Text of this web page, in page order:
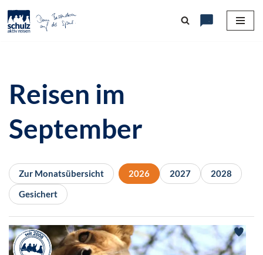
Zum
Reisen im
September
Zur Monatsübersicht 2026 2027
2028
Gesichert